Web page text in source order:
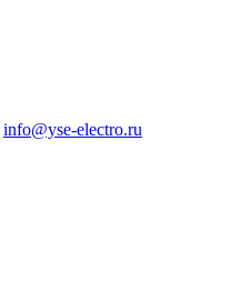
info@yse-electro.ru